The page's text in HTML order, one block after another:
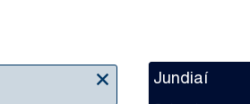
Jundiaí